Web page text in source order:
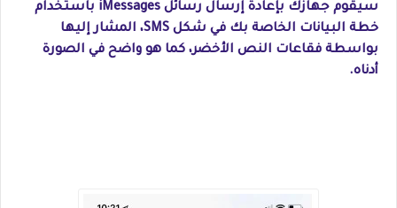
سيقوم جهازك بإعادة إرسال رسائل iMessages باستخدام
خطة البيانات الخاصة بك في شكل SMS، المشار إليها
بواسطة فقاعات النص الأخضر، كما هو واضح في الصورة
أدناه.